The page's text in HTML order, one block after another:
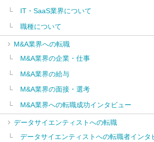
IT・SaaS業界について
職種について
M&A業界への転職
M&A業界の企業・仕事
M&A業界の給与
M&A業界の面接・選考
M&A業界への転職成功インタビュー
データサイエンティストへの転職
データサイエンティストへの転職者インタ